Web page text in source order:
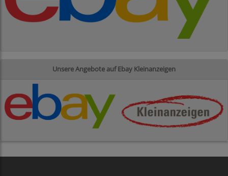
Unsere Angebote auf Ebay Kleinanzeigen